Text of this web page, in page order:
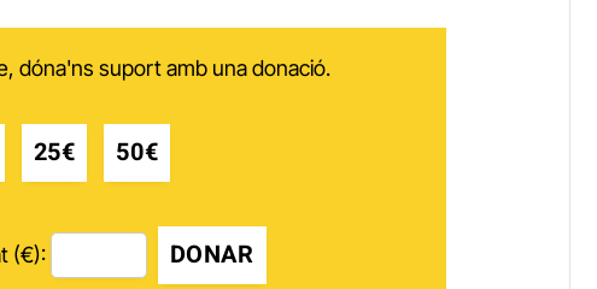
dóna'ns suport amb una donació.
25€ 50€
(€): DONAR